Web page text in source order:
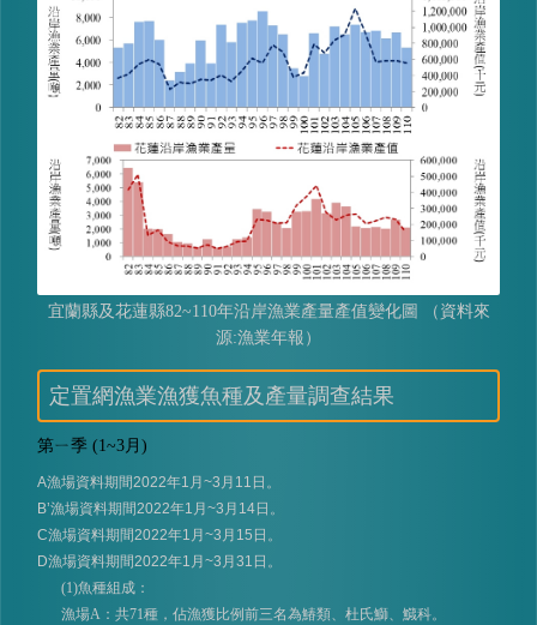
宜蘭縣及花蓮縣82~110年沿岸漁業產量產值變化圖 （資料來
源:漁業年報）
定置網漁業漁獲魚種及產量調查結果
第ㄧ季 (1~3月)
A漁場資料期間2022年1 月 ~3 月 11 日。
B’漁場資料期間2022年1 月 ~3 月 14日。
C漁場資料期間2022年1 月 ~3 月 15 日。
D漁場資料期間2022年1 月 ~3 月 31 日。
(1)魚種組成：
漁場A：共71種，佔漁獲比例前三名為鰆類、杜氏鰤、鱵科。